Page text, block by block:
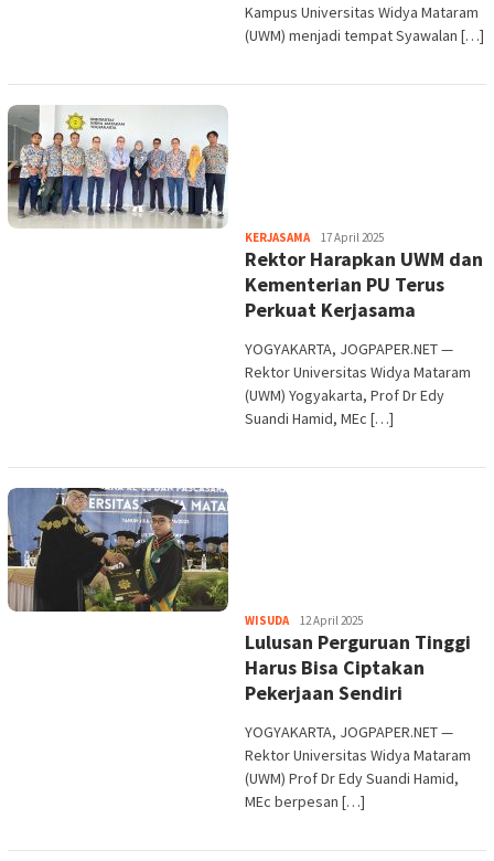
Kampus Universitas Widya Mataram
(UWM) menjadi tempat Syawalan […]
KERJASAMAHeri
Purwata
17 April 2025
Rektor Harapkan UWM dan
Kementerian PU Terus
Perkuat Kerjasama
YOGYAKARTA, JOGPAPER.NET —
Rektor Universitas Widya Mataram
(UWM) Yogyakarta, Prof Dr Edy
Suandi Hamid, MEc […]
WISUDAHeri
Purwata
12 April 2025
Lulusan Perguruan Tinggi
Harus Bisa Ciptakan
Pekerjaan Sendiri
YOGYAKARTA, JOGPAPER.NET —
Rektor Universitas Widya Mataram
(UWM) Prof Dr Edy Suandi Hamid,
MEc berpesan […]